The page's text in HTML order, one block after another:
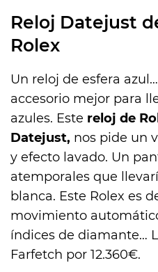
Reloj Datejust
Rolex
Un reloj de esfera
accesorio mejor para
azules. Este reloj de
Datejust, nos pide un
y efecto lavado. Un
atemporales que
blanca. Este Rolex es
movimiento
índices de diamante…
Farfetch por 12.360€.